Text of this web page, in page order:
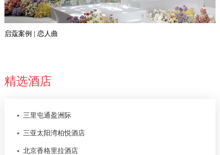
启蔻案例 | 恋人曲
精选酒店
三里屯通盈洲际
三亚太阳湾柏悦酒店
北京香格里拉酒店